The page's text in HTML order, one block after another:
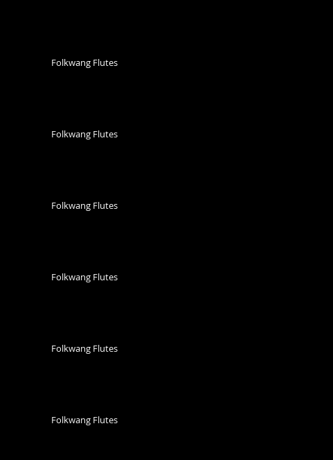
Folkwang Flutes
Folkwang Flutes
Folkwang Flutes
Folkwang Flutes
Folkwang Flutes
Folkwang Flutes